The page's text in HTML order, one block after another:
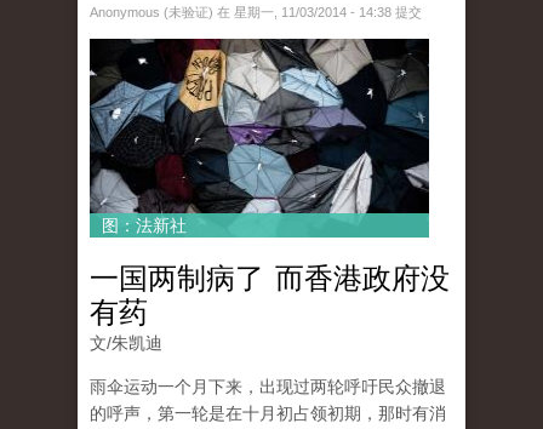
Anonymous (未验证) 在 星期一, 11/03/2014 - 14:38 提交
hk.jpg
图：法新社
一国两制病了 而香港政府没
有药
文/朱凯迪
雨伞运动一个月下来，出现过两轮呼吁民众撤退
的呼声，第一轮是在十月初占领初期，那时有消